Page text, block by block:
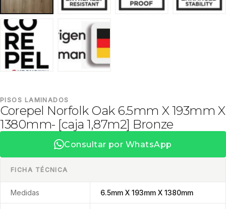
PISOS LAMINADOS
Corepel Norfolk Oak 6.5mm X 193mm X
1380mm- [caja 1,87m2] Bronze
Consultar por WhatsApp
FICHA TÉCNICA
Medidas 6.5mm X 193mm X 1380mm